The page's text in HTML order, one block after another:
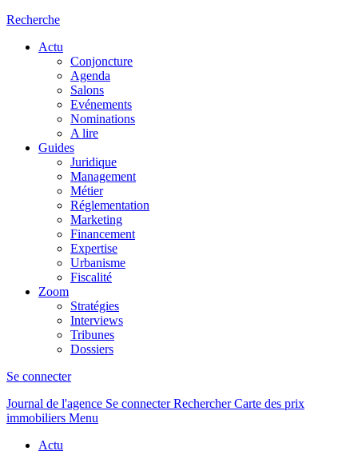
Recherche
Actu
Conjoncture
Agenda
Salons
Evénements
Nominations
A lire
Guides
Juridique
Management
Métier
Réglementation
Marketing
Financement
Expertise
Urbanisme
Fiscalité
Zoom
Stratégies
Interviews
Tribunes
Dossiers
Se connecter
Journal de l'agence Se connecterRechercher Carte des prix
immobiliers Menu
Actu